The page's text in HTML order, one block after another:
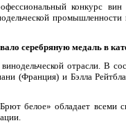
конкурс вин
серебряную медаль в
отрасли. В
(Франция) и Бэлла
белое» обладает всеми